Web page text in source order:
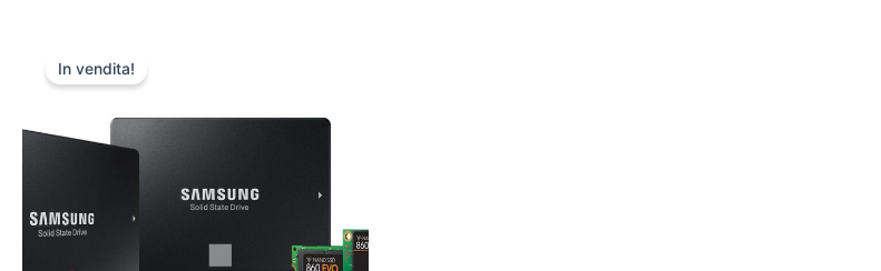
In vendita!
prezzo
originale
€18.000,00.€16.000,00.